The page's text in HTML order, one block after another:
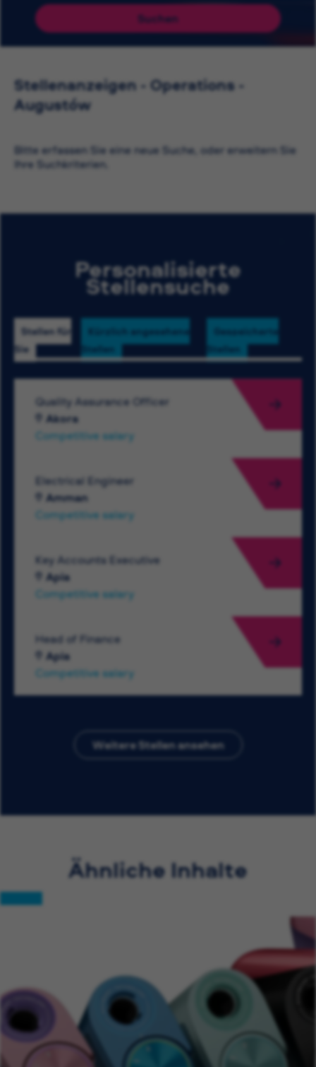
Suchen
Stellenanzeigen - Operations -
Augustów
Bitte erfassen Sie eine neue Suche, oder erweitern Sie
Ihre Suchkriterien.
Personalisierte
Stellensuche
Stellen für
Sie
Kürzlich angesehene
Stellen
Gespeicherte
Stellen
Quality Assurance Officer
Akora
Competitive salary
Electrical Engineer
Amman
Competitive salary
Key Accounts Executive
Apia
Competitive salary
Head of Finance
Apia
Competitive salary
Weitere Stellen ansehen
Ähnliche Inhalte